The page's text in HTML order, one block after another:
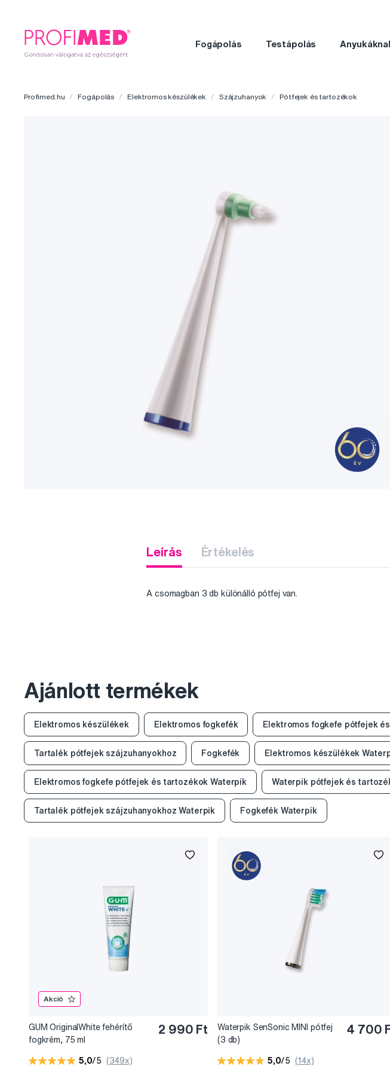
Fogápolás Testápolás
Profimed.hu Fogápolás Elektromos készülékek Szájzuhanyok Pótfejek és tartozékok
Leírás Értékelés
A csomagban 3 db különálló pótfej van.
Ajánlott termékek
Elektromos készülékek Elektromos fogkefék Elektromos fogkefe pótfejek
Tartalék pótfejek szájzuhanyokhoz Fogkefék Elektromos készülékek
Elektromos fogkefe pótfejek és tartozékok Waterpik Waterpik pótfejek és
Tartalék pótfejek szájzuhanyokhoz Waterpik Fogkefék Waterpik
Akció
GUM OriginalWhite fehérítő
fogkrém, 75 ml
2 990 Ft
5,0/5 (349x)
Waterpik SenSonic MINI pótfej
(3 db)
4 700
5,0/5 (14x)